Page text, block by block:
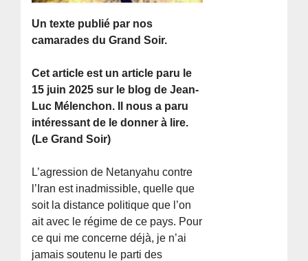
Un texte publié par nos
camarades du Grand Soir.
Cet article est un article paru le
15 juin 2025 sur le blog de Jean-
Luc Mélenchon. Il nous a paru
intéressant de le donner à lire.
(Le Grand Soir)
L’agression de Netanyahu contre
l’Iran est inadmissible, quelle que
soit la distance politique que l’on
ait avec le régime de ce pays. Pour
ce qui me concerne déjà, je n’ai
jamais soutenu le parti des